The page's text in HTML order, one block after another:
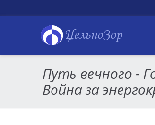
ЦельноЗор
Путь вечного -
Война за